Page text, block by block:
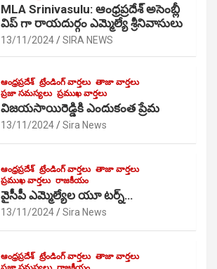
MLA Srinivasulu: ఆంధ్రప్రదేశ్ అసెంబ్లీ
విప్ గా రాయదుర్గం ఎమ్మెల్యే శ్రీనివాసులు
13/11/2024 SIRA NEWS
ఆంధ్రప్రదేశ్ ట్రేండింగ్ వార్తలు తాజా వార్తలు
ప్రజా సమస్యలు ప్రముఖ వార్తలు
విజయసాయిరెడ్డికి ఎందుకంత ప్రేమ
13/11/2024 Sira News
ఆంధ్రప్రదేశ్ ట్రేండింగ్ వార్తలు తాజా వార్తలు
ప్రముఖ వార్తలు రాజకీయం
వైసీపీ ఎమ్మెల్యేల యూ టర్న్…
13/11/2024 Sira News
ఆంధ్రప్రదేశ్ ట్రేండింగ్ వార్తలు తాజా వార్తలు